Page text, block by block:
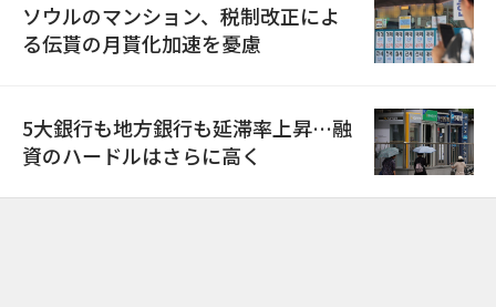
ソウルのマンション、税制改正によ
る伝貰の月貰化加速を憂慮
5大銀行も地方銀行も延滞率上昇…融
資のハードルはさらに高く